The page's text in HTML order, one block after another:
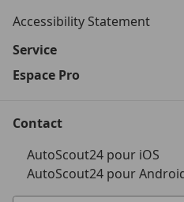
Accessibility Statement
Service
Espace Pro
Contact
AutoScout24 pour iOS
AutoScout24 pour